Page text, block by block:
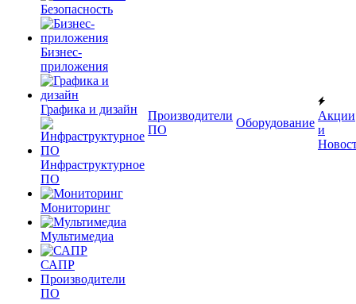
Безопасность
Бизнес-
приложения
Графика и дизайн
Инфраструктурное
ПО
Мониторинг
Мультимедиа
САПР
Производители
ПО
Производители
ПО
Оборудование
Акции
и